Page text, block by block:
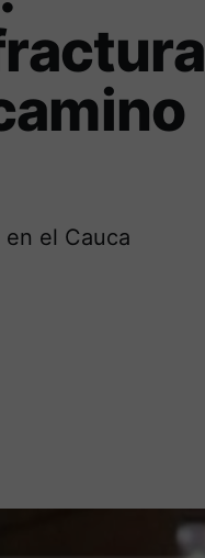
el Cauca